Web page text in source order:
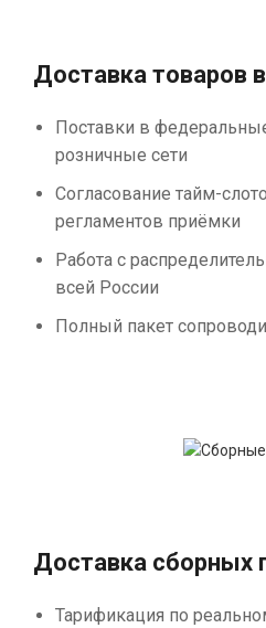
Доставка товаров
Поставки в
розничные сети
Согласование тайм-
регламентов приёмки
Работа с
всей России
Полный пакет
Доставка сборных
Тарификация по